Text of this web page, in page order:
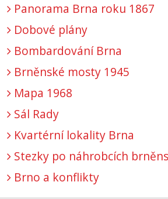
Panorama Brna roku 1867
Dobové plány
Bombardování Brna
Brněnské mosty 1945
Mapa 1968
Sál Rady
Kvartérní lokality Brna
Stezky po náhrobcích
Brno a konflikty